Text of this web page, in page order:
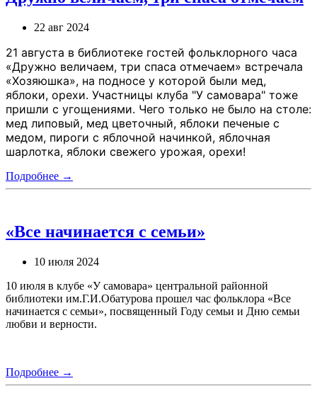
22 авг 2024
21 августа в библиотеке гостей фольклорного часа
«Дружно величаем, три спаса отмечаем» встречала
«Хозяюшка», на подносе у которой были мед,
яблоки, орехи. Участницы клуба "У самовара" тоже
пришли с угощениями. Чего только не было на столе:
мед липовый, мед цветочный, яблоки печеные с
медом, пироги с яблочной начинкой, яблочная
шарлотка, яблоки свежего урожая, орехи!
Подробнее →
«Все начинается с семьи»
10 июля 2024
10 июля в клубе «У самовара» центральной районной
библиотеки им.Г.И.Обатурова прошел час фольклора «Все
начинается с семьи», посвященный Году семьи и Дню семьи
любви и верности.
Подробнее →